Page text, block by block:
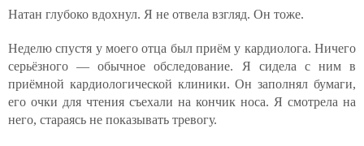
Натан глубоко вдохнул. Я не отвела взгляд. Он тоже.
Неделю спустя у моего отца был приём у кардиолога. Ничего
серьёзного — обычное обследование. Я сидела с ним в
приёмной кардиологической клиники. Он заполнял бумаги,
его очки для чтения съехали на кончик носа. Я смотрела на
него, стараясь не показывать тревогу.